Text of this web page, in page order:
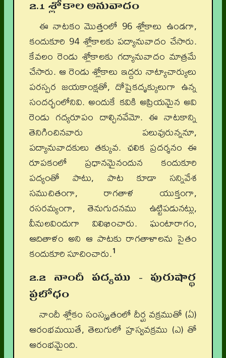
2.1 శ్లోకాల అనువాదం
ఈ నాటకం మొత్తంలో 96 శ్లోకాలు ఉండగా,
కందుకూరి 94 శ్లోకాలకు పద్యానువాదం చేసారు.
కేవలం రెండు శ్లోకాలకు గద్యానువాదం మాత్రమే
చేసారు. ఆ రెండు శ్లోకాలు ఇద్దరు నాట్యాచార్యులు
పరస్పర జయకాంక్షతో, దోషైకదృక్కులుగా ఉన్న
సందర్భంలోనివి. అందుకే కవికి అప్రియమైన అవి
రెండు గద్యరూపం దాల్చినవేమో. ఈ నాటకాన్ని
తెనిగించినవారు పలువురున్ననూ,
పద్యానువాదకులు తక్కువ. ఛలిక ప్రదర్శనం ఈ
రూపకంలో ప్రధానమైనందున కందుకూరి
పద్యంతో పాటు, పాట కూడా సన్నివేశ
సముచితంగా, రాగతాళ యుక్తంగా,
రసరమ్యంగా, తెనుగుదనము ఉట్టిపడునట్లు,
వీనులవిందుగా విలిఖించారు. ఘంటారాగం,
ఆదితాళం అని ఆ పాటకు రాగతాళాలను సైతం
కందుకూరి సూచించారు.1
2.2 నాందీ పద్యము - పురుషార్థ
ప్రబోధం
నాందీ శ్లోకం సంస్కృతంలో దీర్ఘ వక్రముతో (ఏ)
ఆరంభమయితే, తెలుగులో హ్రస్వవక్రము (ఎ) తో
ఆరంభమైంది.